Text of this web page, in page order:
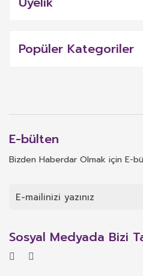
Popüler Kategoriler
E-bülten
Bizden Haberdar Olmak için E-
Sosyal Medyada Bizi